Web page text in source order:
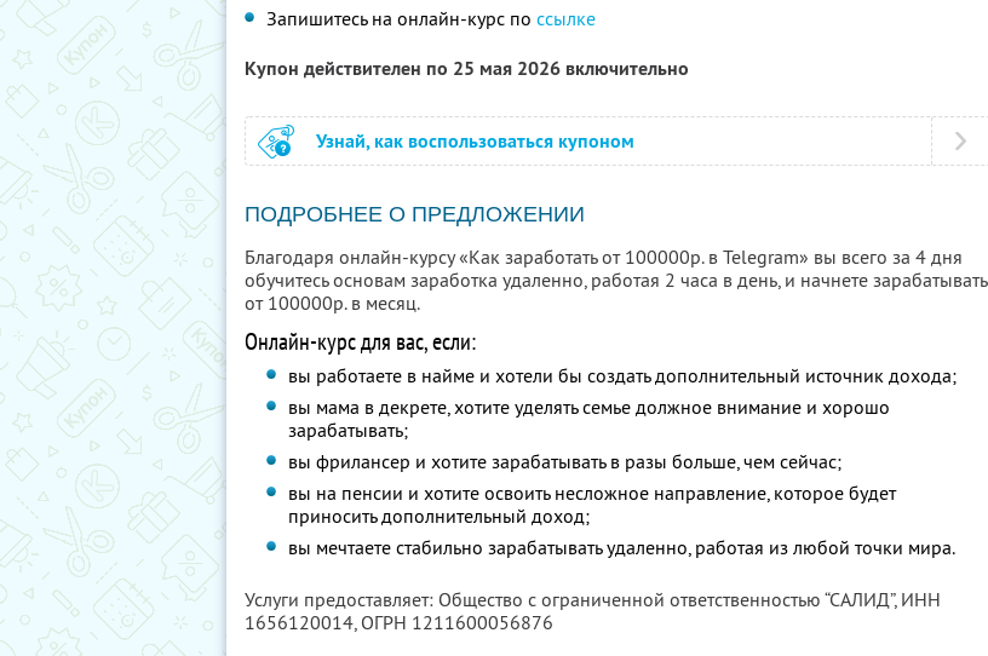
Запишитесь на онлайн-курс по ссылке
Купон действителен по 25 мая 2026 включительно
Узнай, как воспользоваться купоном
ПОДРОБНЕЕ О ПРЕДЛОЖЕНИИ
Благодаря онлайн-курсу «Как заработать от 100000р. в Telegram» вы всего за 4 дня
обучитесь основам заработка удаленно, работая 2 часа в день, и начнете зарабатывать
от 100000р. в месяц.
Онлайн-курс для вас, если:
вы работаете в найме и хотели бы создать дополнительный источник дохода;
вы мама в декрете, хотите уделять семье должное внимание и хорошо
зарабатывать;
вы фрилансер и хотите зарабатывать в разы больше, чем сейчас;
вы на пенсии и хотите освоить несложное направление, которое будет
приносить дополнительный доход;
вы мечтаете стабильно зарабатывать удаленно, работая из любой точки мира.
Услуги предоставляет: Общество с ограниченной ответственностью “САЛИД”, ИНН
1656120014, ОГРН 1211600056876